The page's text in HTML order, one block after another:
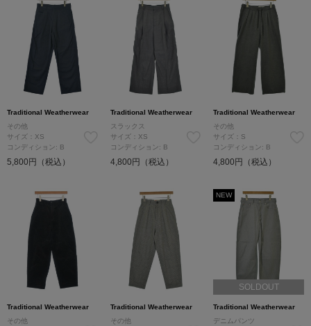
Traditional Weatherwear
その他
サイズ：XS
コンディション: B
5,800円（税込）
Traditional Weatherwear
スラックス
サイズ：XS
コンディション: B
4,800円（税込）
Traditional Weatherwear
その他
サイズ：S
コンディション: B
4,800円（税込）
Traditional Weatherwear
その他
Traditional Weatherwear
その他
NEW
SOLDOUT
Traditional Weatherwear
デニムパンツ